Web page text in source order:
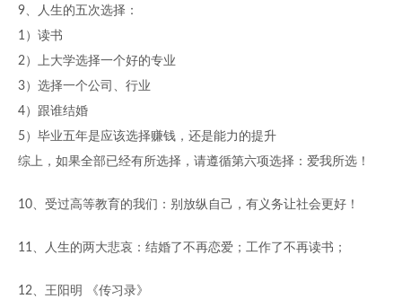
9、人生的五次选择：
1）读书
2）上大学选择一个好的专业
3）选择一个公司、行业
4）跟谁结婚
5）毕业五年是应该选择赚钱，还是能力的提升
综上，如果全部已经有所选择，请遵循第六项选择：爱我所选！
10、受过高等教育的我们：别放纵自己，有义务让社会更好！
11、人生的两大悲哀：结婚了不再恋爱；工作了不再读书；
12、王阳明 《传习录》